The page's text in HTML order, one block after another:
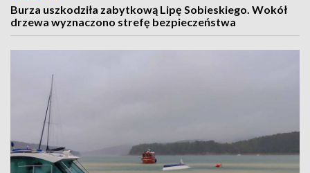
Burza uszkodziła zabytkową Lipę Sobieskiego. Wokół
drzewa wyznaczono strefę bezpieczeństwa